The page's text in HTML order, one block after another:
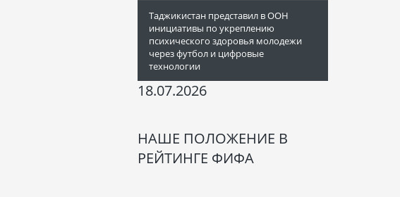
Таджикистан представил в ООН
инициативы по укреплению
психического здоровья молодежи
через футбол и цифровые
технологии
18.07.2026
НАШЕ ПОЛОЖЕНИЕ В
РЕЙТИНГЕ ФИФА